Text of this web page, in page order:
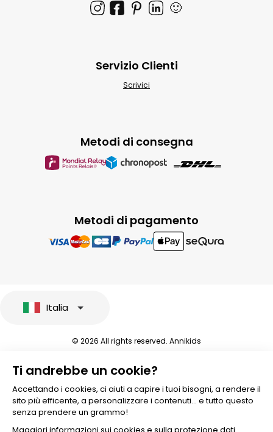
🙂
Metodi di pagamento
Metodi di consegna
Servizio Clienti
Scrivici
Ti andrebbe un cookie?
Accettando i cookies, ci aiuti a capire i tuoi bisogni, a rendere il
sito più efficente, a personalizzare i contenuti... e tutto questo
senza prendere un grammo!
Italia
© 2026 All rights reserved. Annikids